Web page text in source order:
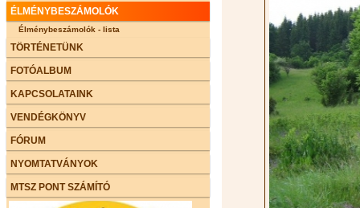
ÉLMÉNYBESZÁMOLÓK
Élménybeszámolók - lista
TÖRTÉNETÜNK
FOTÓALBUM
KAPCSOLATAINK
VENDÉGKÖNYV
FÓRUM
NYOMTATVÁNYOK
MTSZ PONT SZÁMÍTÓ